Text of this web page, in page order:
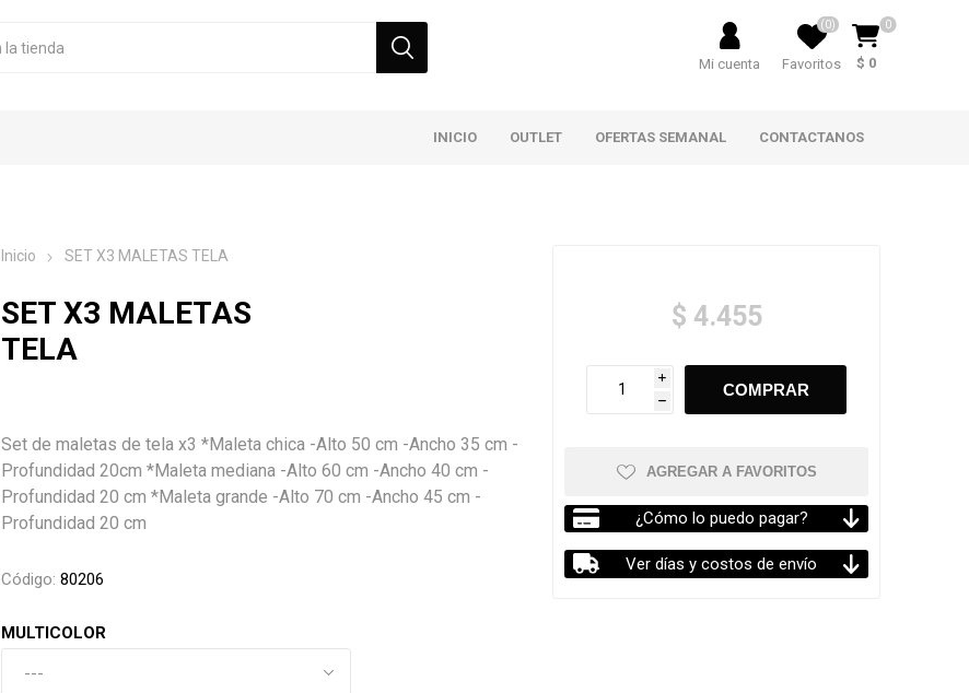
Mi cuenta Favoritos
(0) 0
$ 0
INICIO OUTLET OFERTAS SEMANAL CONTACTANOS
Inicio SET X3 MALETAS TELA
SET X3 MALETAS
TELA
Set de maletas de tela x3 *Maleta chica -Alto 50 cm -Ancho 35 cm -
Profundidad 20cm *Maleta mediana -Alto 60 cm -Ancho 40 cm -
Profundidad 20 cm *Maleta grande -Alto 70 cm -Ancho 45 cm -
Profundidad 20 cm
Código: 80206
MULTICOLOR
$ 4.455
i
h
AGREGAR A FAVORITOS
¿Cómo lo puedo pagar?
Ver días y costos de envío